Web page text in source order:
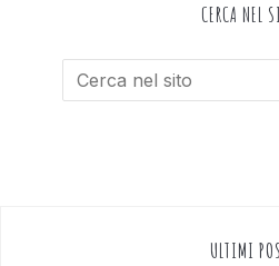
CERCA NEL
ULTIMI